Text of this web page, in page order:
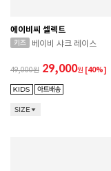
에이비씨 셀렉트
베이비 샤크 레이스
49,000 29,000원 [40%]
SIZE